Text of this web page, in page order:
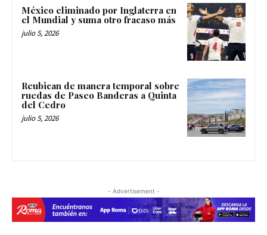
México eliminado por Inglaterra en
el Mundial y suma otro fracaso más
julio 5, 2026
Reubican de manera temporal sobre
ruedas de Paseo Banderas a Quinta
del Cedro
julio 5, 2026
- Advertisement -